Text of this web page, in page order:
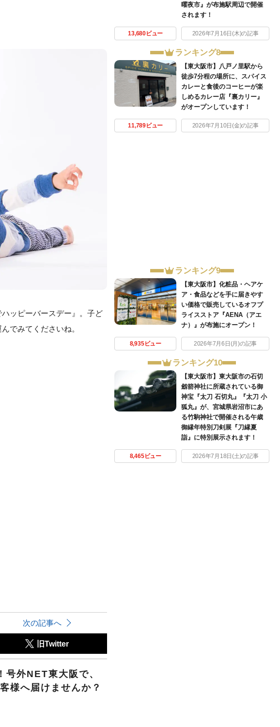
ッピーバースデー』。子ど
でみてくださいね。
次の記事へ
旧Twitter
号外NET東大阪で、
様へ届けませんか？
曜夜市』が布施駅周辺で開催
されます！
13,680ビュー 2026年7月16日(木)の記事
ランキング8
【東大阪市】八戸ノ里駅から
徒歩7分程の場所に、スパイス
カレーと食後のコーヒーが楽
しめるカレー店『裏カリー』
がオープンしています！
11,789ビュー 2026年7月10日(金)の記事
ランキング9
【東大阪市】化粧品・ヘアケ
ア・食品などを手に届きやす
い価格で販売しているオフプ
ライスストア『AENA（アエ
ナ）』が布施にオープン！
8,935ビュー 2026年7月6日(月)の記事
ランキング10
【東大阪市】東大阪市の石切
劔箭神社に所蔵されている御
神宝『太刀 石切丸』『太刀 小
狐丸』が、宮城県岩沼市にあ
る竹駒神社で開催される午歳
御縁年特別刀剣展『刀縁夏
詣』に特別展示されます！
8,465ビュー 2026年7月18日(土)の記事